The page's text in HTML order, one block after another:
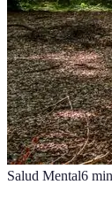
Salud Mental6 min